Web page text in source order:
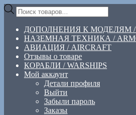
Перейти
навигации
Перейти
содержимому
Поиск
товаров
ДОПОЛНЕНИЯ К МОДЕЛЯМ /
НАЗЕМНАЯ ТЕХНИКА /
АВИАЦИЯ / AIRCRAFT
Отзывы о товаре
КОРАБЛИ / WARSHIPS
Мой аккаунт
Детали профиля
Выйти
Забыли пароль
Заказы